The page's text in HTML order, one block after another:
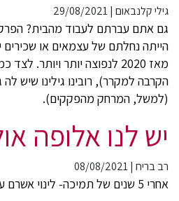
גילי קלנבאום |
29/08/2021
גם אתם עברתם לעבוד מהבית?
הייתה נחלתם של עצמאים או שכירים
מאז 2020 לנפוצה יותר
הקרבה למקרר), רובינו גילינו שיש
(למשל, המרחק מהפקקים).
יש לנו אלופה
רב בריח |
08/08/2021
אחרי 5 שנים של תמיכה- לינוי אשרם עם מדליית זהב אולימפית.